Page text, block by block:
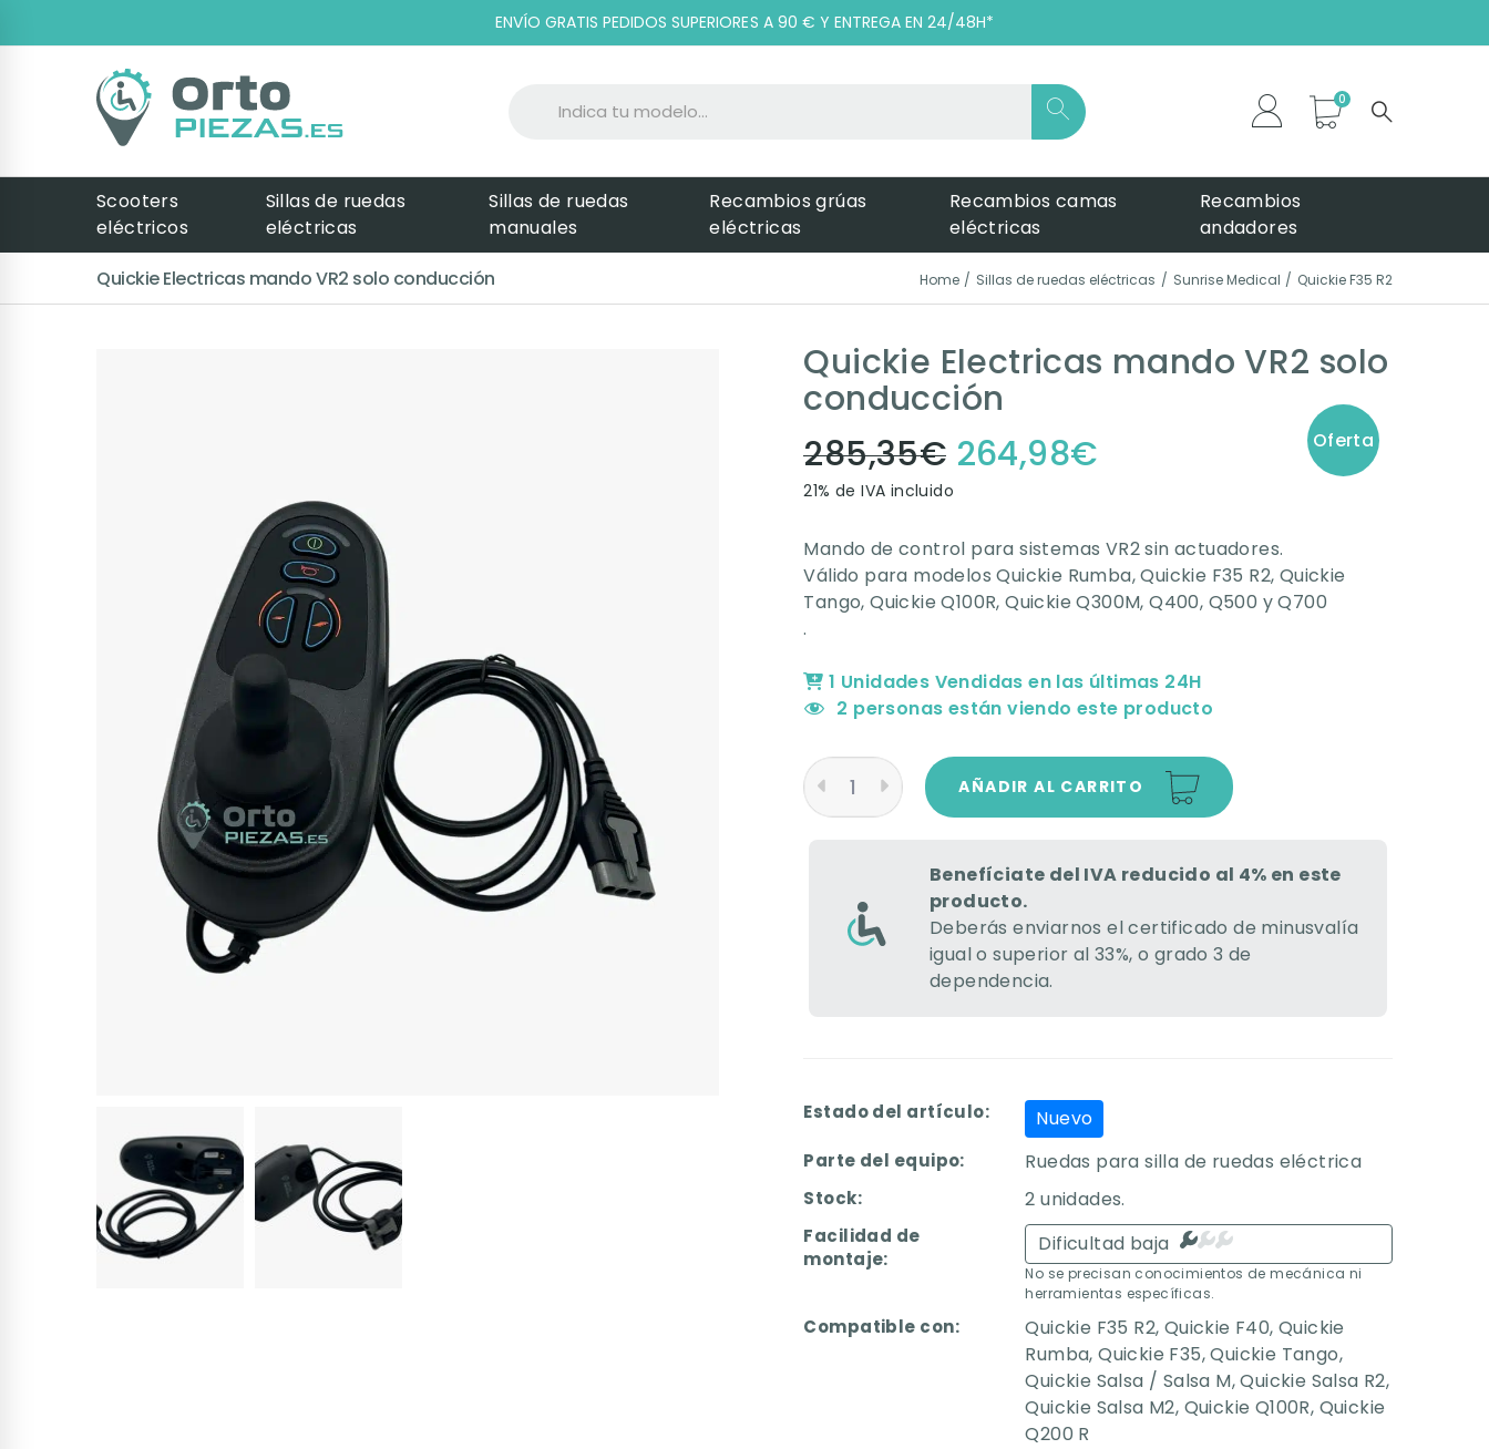
ENVÍO GRATIS PEDIDOS SUPERIORES A 90 € Y ENTREGA EN 24/48H*
Scooters
eléctricos
Sillas de ruedas
eléctricas
Sillas de ruedas
manuales
Recambios grúas
eléctricas
Recambios camas
eléctricas
Recambios
andadores
Quickie Electricas mando VR2 solo conducción
Home Sillas de ruedas eléctricas Sunrise Medical Quickie F35 R2
Oferta
Quickie Electricas mando VR2 solo
conducción
285,35€ 264,98€
21% de IVA incluido
Mando de control para sistemas VR2 sin actuadores.
Válido para modelos Quickie Rumba, Quickie F35 R2, Quickie
Tango, Quickie Q100R, Quickie Q300M, Q400, Q500 y Q700
.
1 Unidades Vendidas en las últimas 24H
2 personas están viendo este producto
AÑADIR AL CARRITO
Benefíciate del IVA reducido al 4% en este
producto.
Deberás enviarnos el certificado de minusvalía
igual o superior al 33%, o grado 3 de
dependencia.
Estado del artículo: Nuevo
Parte del equipo: Ruedas para silla de ruedas eléctrica
Stock: 2 unidades.
Facilidad de
montaje:
Dificultad baja
No se precisan conocimientos de mecánica ni
herramientas específicas.
Compatible con: Quickie F35 R2, Quickie F40,Quickie
Rumba,Quickie F35,Quickie Tango,
Quickie Salsa / Salsa M,Quickie Salsa R2,
Quickie Salsa M2, Quickie Q100R, Quickie
Q200 R